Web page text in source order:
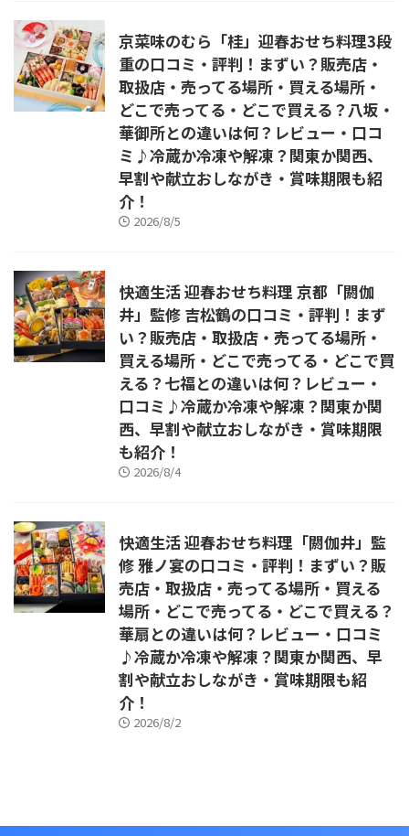
京菜味のむら「桂」迎春おせち料理3段
重の口コミ・評判！まずい？販売店・
取扱店・売ってる場所・買える場所・
どこで売ってる・どこで買える？八坂・
華御所との違いは何？レビュー・口コ
ミ♪冷蔵か冷凍や解凍？関東か関西、
早割や献立おしながき・賞味期限も紹
介！
2026/8/5
快適生活 迎春おせち料理 京都「閼伽
井」監修 吉松鶴の口コミ・評判！まず
い？販売店・取扱店・売ってる場所・
買える場所・どこで売ってる・どこで買
える？七福との違いは何？レビュー・
口コミ♪冷蔵か冷凍や解凍？関東か関
西、早割や献立おしながき・賞味期限
も紹介！
2026/8/4
快適生活 迎春おせち料理「閼伽井」監
修 雅ノ宴の口コミ・評判！まずい？販
売店・取扱店・売ってる場所・買える
場所・どこで売ってる・どこで買える？
華扇との違いは何？レビュー・口コミ
♪冷蔵か冷凍や解凍？関東か関西、早
割や献立おしながき・賞味期限も紹
介！
2026/8/2